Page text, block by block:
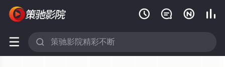
   
 